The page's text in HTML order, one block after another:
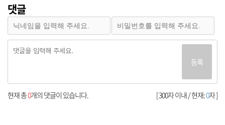
댓글
등록
[ 300자 이내 / 현재:0자 ]
현재 총0개의 댓글이 있습니다.